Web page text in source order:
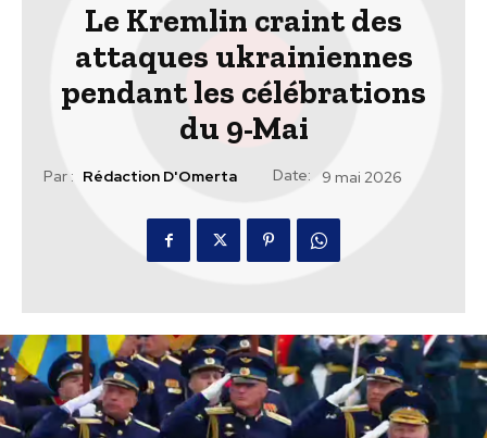
Le Kremlin craint des
attaques ukrainiennes
pendant les célébrations
du 9-Mai
Par : Rédaction D'Omerta Date: 9 mai 2026